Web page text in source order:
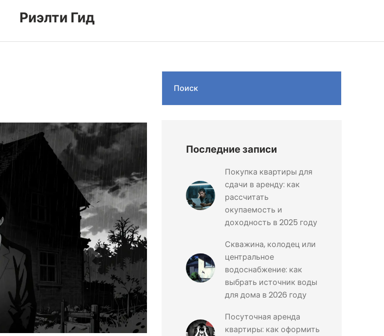
Риэлти Гид
Поиск
Последние записи
Покупка квартиры для
сдачи в аренду: как
рассчитать
окупаемость и
доходность в 2025 году
Скважина, колодец или
центральное
водоснабжение: как
выбрать источник воды
для дома в 2026 году
Посуточная аренда
квартиры: как оформить